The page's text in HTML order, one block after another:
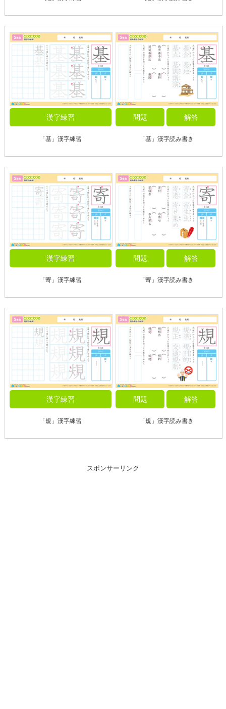
漢字練習
「基」漢字練習
問題 解答
「基」漢字読み書き
漢字練習
「寄」漢字練習
問題 解答
「寄」漢字読み書き
漢字練習
「規」漢字練習
問題 解答
「規」漢字読み書き
スポンサーリンク